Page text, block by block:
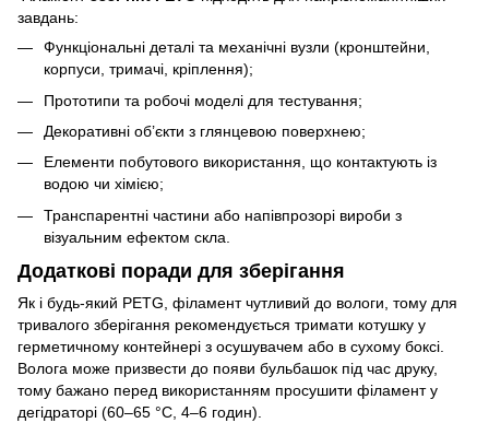
завдань:
Функціональні деталі та механічні вузли (кронштейни,
корпуси, тримачі, кріплення);
Прототипи та робочі моделі для тестування;
Декоративні об’єкти з глянцевою поверхнею;
Елементи побутового використання, що контактують із
водою чи хімією;
Транспарентні частини або напівпрозорі вироби з
візуальним ефектом скла.
Додаткові поради для зберігання
Як і будь-який PETG, філамент чутливий до вологи, тому для
тривалого зберігання рекомендується тримати котушку у
герметичному контейнері з осушувачем або в сухому боксі.
Волога може призвести до появи бульбашок під час друку,
тому бажано перед використанням просушити філамент у
дегідраторі (60–65 °C, 4–6 годин).